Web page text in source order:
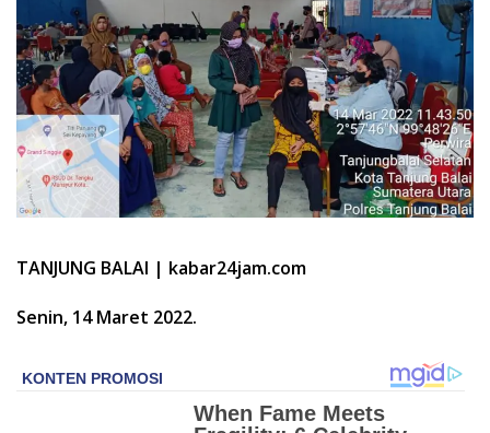
TANJUNG BALAI | kabar24jam.com
Senin, 14 Maret 2022.